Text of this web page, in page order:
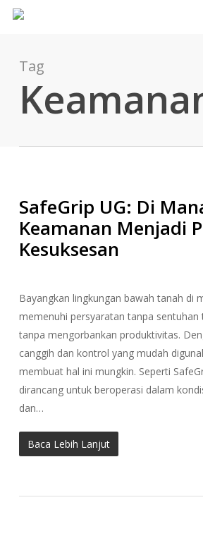
Lewati
utamaTag
SafeGrip UG: Di
Keamanan Menjadi
Kesuksesan
Bayangkan lingkungan bawah tanah di
memenuhi persyaratan tanpa sentuhan
tanpa mengorbankan produktivitas.
canggih dan kontrol yang mudah
membuat hal ini mungkin. Seperti
dirancang untuk beroperasi dalam
dan…
Baca Lebih Lanjut